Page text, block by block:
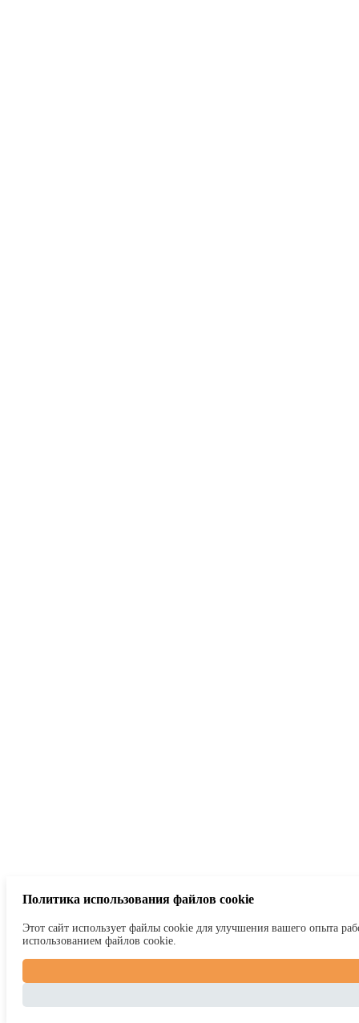
Политика использования файлов cookie
Этот сайт использует файлы cookie для улучшения вашего опыта
использованием файлов cookie.